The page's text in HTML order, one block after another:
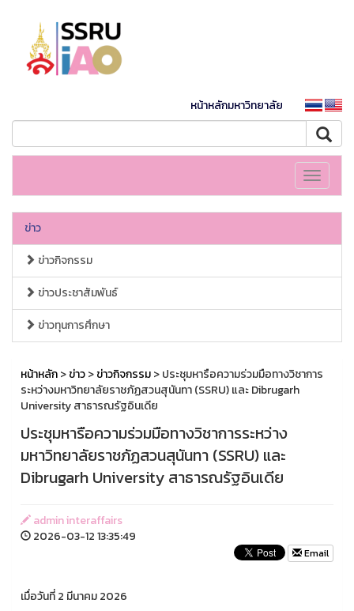
หน้าหลักมหาวิทยาลัย
Toggle
ข่าว
ข่าวกิจกรรม
ข่าวประชาสัมพันธ์
ข่าวทุนการศึกษา
หน้าหลัก>ข่าว>ข่าวกิจกรรม> ประชุมหารือความร่วมมือทางวิชาการ
ระหว่างมหาวิทยาลัยราชภัฏสวนสุนันทา (SSRU) และ Dibrugarh
University สาธารณรัฐอินเดีย
ประชุมหารือความร่วมมือทางวิชาการระหว่าง
มหาวิทยาลัยราชภัฏสวนสุนันทา (SSRU) และ
Dibrugarh University สาธารณรัฐอินเดีย
admin interaffairs
2026-03-12 13:35:49
Email
เมื่อวันที่ 2 มีนาคม 2026